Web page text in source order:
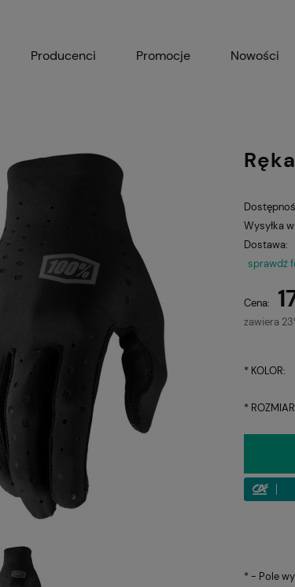
Producenci Promocje Nowości
Wysyłka
Dostawa:
sprawdź
Cena:
zawiera
* KOLOR:
*
*- Pole